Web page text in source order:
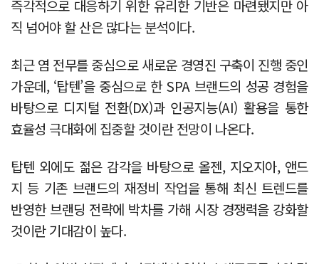
즉각적으로 대응하기 위한 유리한 기반은 마련됐지만 아
직 넘어야 할 산은 많다는 분석이다.
최근 염 전무를 중심으로 새로운 경영진 구축이 진행 중인
가운데, ‘탑텐’을 중심으로 한 SPA 브랜드의 성공 경험을
바탕으로 디지털 전환(DX)과 인공지능(AI) 활용을 통한
효율성 극대화에 집중할 것이란 전망이 나온다.
탑텐 외에도 젊은 감각을 바탕으로 올젠, 지오지아, 앤드
지 등 기존 브랜드의 재정비 작업을 통해 최신 트렌드를
반영한 브랜딩 전략에 박차를 가해 시장 경쟁력을 강화할
것이란 기대감이 높다.